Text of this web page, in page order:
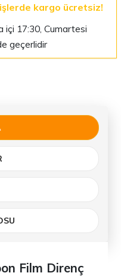
kargo ücretsiz!
içi 17:30, Cumartesi
geçerlidir
Film Direnç